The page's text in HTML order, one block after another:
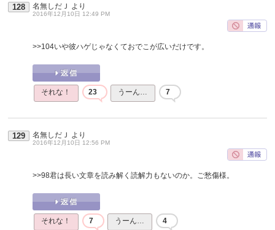
128 名無しだＪ より
2016年12月10日 12:49 PM
>>104いや彼ハゲじゃなくておでこが広いだけです。
それな！ 23 うーん… 7
129 名無しだＪ より
2016年12月10日 12:56 PM
>>98君は長い文章を読み解く読解力もないのか。ご愁傷様。
それな！ 7 うーん… 4